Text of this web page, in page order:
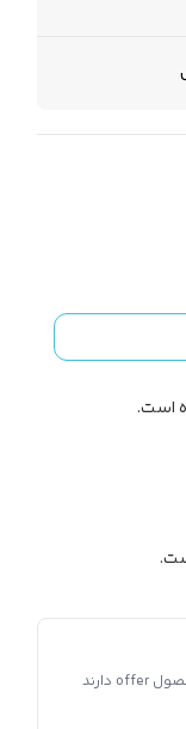
است.
سوال شما برای تمام فروشندگانی که روی این محصول offer دارند